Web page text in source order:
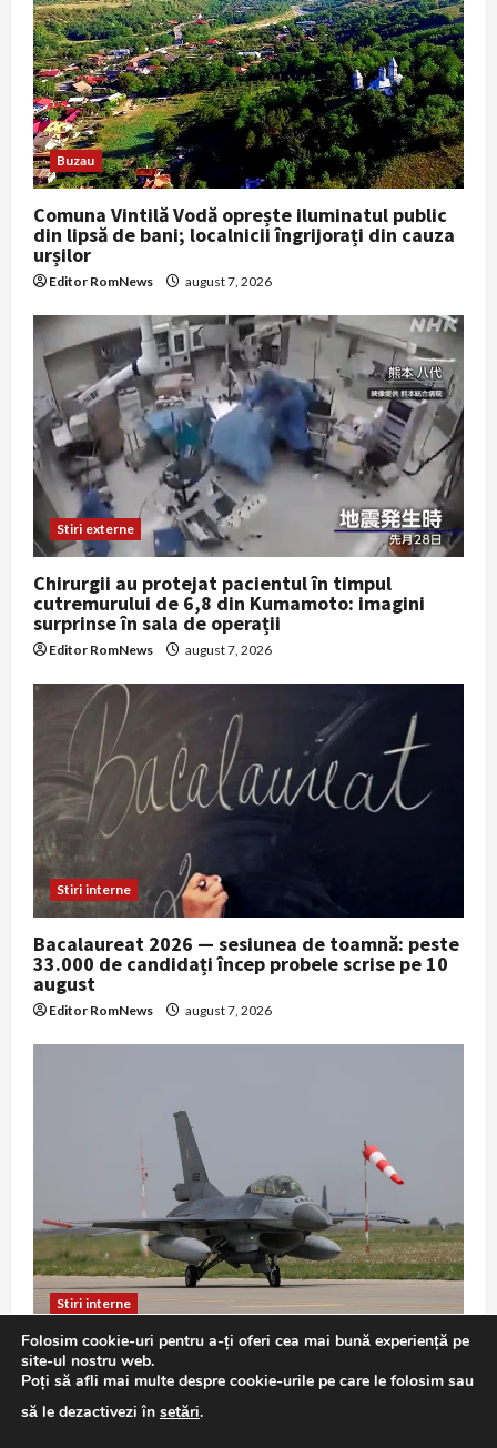
Buzau
Comuna Vintilă Vodă oprește iluminatul public
din lipsă de bani; localnicii îngrijorați din cauza
urșilor
Editor RomNews august 7, 2026
Stiri externe
Chirurgii au protejat pacientul în timpul
cutremurului de 6,8 din Kumamoto: imagini
surprinse în sala de operații
Editor RomNews august 7, 2026
Stiri interne
Bacalaureat 2026 — sesiunea de toamnă: peste
33.000 de candidați încep probele scrise pe 10
august
Editor RomNews august 7, 2026
Stiri interne
F-16 în misiune de Poliție Aeriană: exercițiu
demonstrativ la Baza 86 Borcea
Editor RomNews august 7, 2026
Folosim cookie-uri pentru a-ți oferi cea mai bună experiență pe
site-ul nostru web.
Poți să afli mai multe despre cookie-urile pe care le folosim sau
să le dezactivezi în setări.